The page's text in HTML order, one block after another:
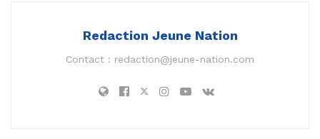
Redaction Jeune Nation
Contact : redaction@jeune-nation.com